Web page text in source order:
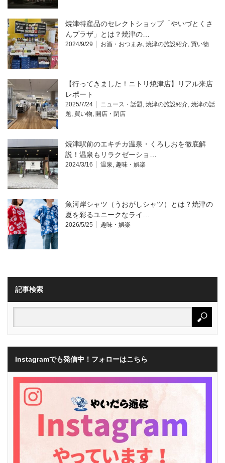
焼津特産品のセレクトショップ「やいづとくさ
んプラザ」とは？焼津の…
2024/9/29 お酒・おつまみ, 焼津の施設紹介, 買い物
【行ってきました！ニトリ焼津店】リアル来店
レポート
2025/7/24 ニュース・話題, 焼津の施設紹介, 焼津の話
題, 買い物, 開店・閉店
焼津駅前のエキチカ温泉・くろしおを徹底解
説！温泉もリラクゼーショ…
2024/3/16 温泉, 趣味・娯楽
魚河岸シャツ（うおがしシャツ）とは？焼津の
夏を彩るユニークなライ…
2026/5/25 趣味・娯楽
記事検索
Instagramでも発信中！フォローはこちら